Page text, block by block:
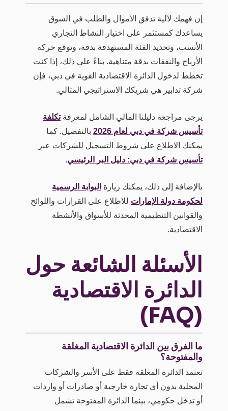
إن فهمك لآلية تدفق الأموال والطلب في السوق
يساعدك كمستثمر على اختيار النشاط التجاري
الأنسب، وتحديد الفئة المستهدفة بدقة، وتوقع حركة
الأرباح والنفقات بدقة متناهية. بناءً على ذلك، إذا كنت
تخطط لدخول الدائرة الاقتصادية القوية في دبي، فإن
شركة تدابير هي شريكك الاستراتيجي المثالي.
يرجى مراجعة دليلنا المالي الشامل لمعرفةتكلفة
تأسيس شركة في دبي لعام 2026
بالتفصيل. كما
يمكنك الاطلاع على شروط التسجيل للشركات عبر
تأسيس شركة في دبي: دليل البر الرئيسي.
بالإضافة إلى ذلك، يمكنك زيارة البوابة الرسمية
لحكومة دولة الإمارات للاطلاع على القرارات واللوائح
والقوانين التنظيمية المحدثة للأسواق والأنشطة
الاقتصادية.
الأسئلة الشائعة حول
الدائرة الاقتصادية
(FAQ)
ما الفرق بين الدائرة الاقتصادية المغلقة
والمفتوحة؟
تعتمد الدائرة المغلقة فقط على الأسر والشركات
المحلية بدون أي تجارة خارجية أو صادرات أو واردات
أو تدخل حكومي، بينما الدائرة المفتوحة تشمل